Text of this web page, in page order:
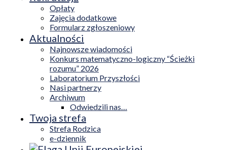
Opłaty
Zajęcia dodatkowe
Formularz zgłoszeniowy
Aktualności
Najnowsze wiadomości
Konkurs matematyczno-logiczny “Ścieżki
rozumu” 2026
Laboratorium Przyszłości
Nasi partnerzy
Archiwum
Odwiedzili nas…
Twoja strefa
Strefa Rodzica
e-dziennik